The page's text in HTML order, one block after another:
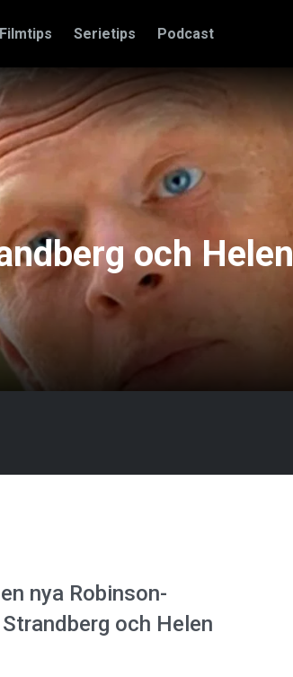
Filmtips Serietips Podcast
och Helen
nya Robinson-
och Helen